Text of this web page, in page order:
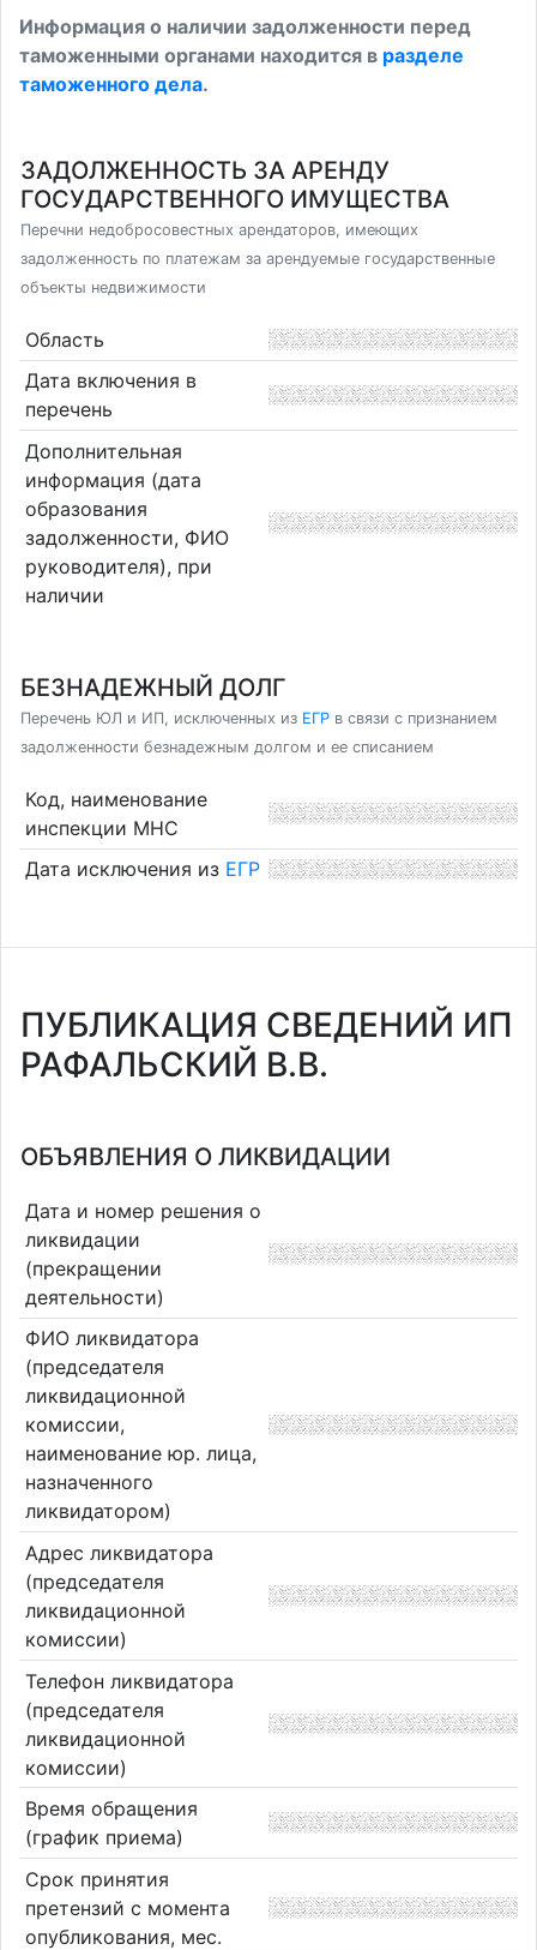
Информация о наличии задолженности перед
таможенными органами находится в разделе
таможенного дела.
ЗАДОЛЖЕННОСТЬ ЗА АРЕНДУ
ГОСУДАРСТВЕННОГО ИМУЩЕСТВА
Перечни недобросовестных арендаторов, имеющих
задолженность по платежам за арендуемые государственные
объекты недвижимости
Область
Дата включения в
перечень
Дополнительная
информация (дата
образования
задолженности, ФИО
руководителя), при
наличии
БЕЗНАДЕЖНЫЙ ДОЛГ
Перечень ЮЛ и ИП, исключенных из ЕГР в связи с признанием
задолженности безнадежным долгом и ее списанием
Код, наименование
инспекции МНС
Дата исключения из ЕГР
ПУБЛИКАЦИЯ СВЕДЕНИЙ ИП
РАФАЛЬСКИЙ В.В.
ОБЪЯВЛЕНИЯ О ЛИКВИДАЦИИ
Дата и номер решения о
ликвидации
(прекращении
деятельности)
ФИО ликвидатора
(председателя
ликвидационной
комиссии,
наименование юр. лица,
назначенного
ликвидатором)
Адрес ликвидатора
(председателя
ликвидационной
комиссии)
Телефон ликвидатора
(председателя
ликвидационной
комиссии)
Время обращения
(график приема)
Срок принятия
претензий с момента
опубликования, мес.